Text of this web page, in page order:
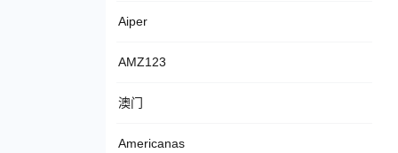
Aiper
AMZ123
澳门
Americanas